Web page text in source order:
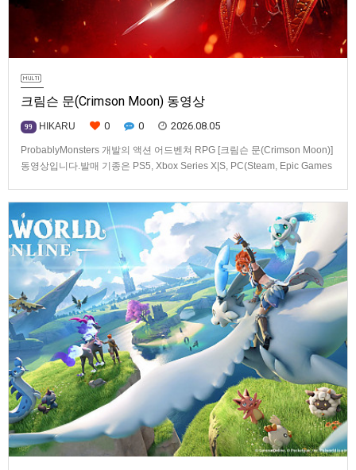
크림슨 문(Crimson Moon) 동영상
99 HIKARU 0 0 2026.08.05
ProbablyMonsters 개발의 액션 어드벤쳐 RPG [크림슨 문(Crimson Moon)]
동영상입니다.발매 기종은 PS5, Xbox Series X|S, PC(Steam, Epic Games